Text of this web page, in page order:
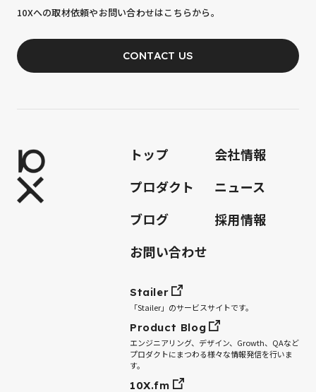
あなたの力が、必要です。
JOIN OUR TEAM
10Xへの取材依頼やお問い合わせはこちらから。
CONTACT US
トップ
会社情報
プロダクト
ニュース
ブログ
採用情報
お問い合わせ
Stailer
「Stailer」のサービスサイトです。
Product Blog
エンジニアリング、デザイン、Growth、QAなど
プロダクトにまつわる様々な情報発信を行いま
す。
10X.fm